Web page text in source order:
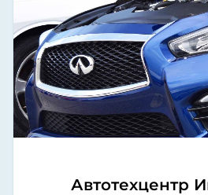
Автотехцентр